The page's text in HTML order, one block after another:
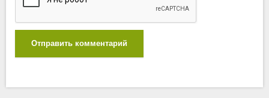
Отправить комментарий